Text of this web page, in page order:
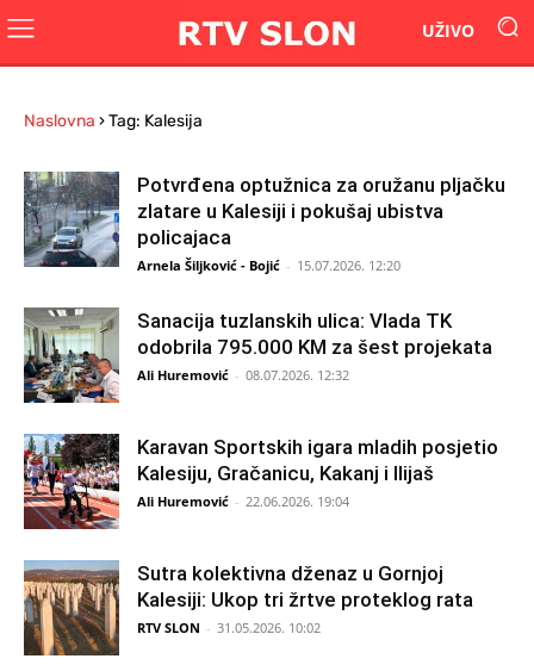
UŽIVO
Naslovna ›Tag: Kalesija
Potvrđena optužnica za oružanu pljačku
zlatare u Kalesiji i pokušaj ubistva
policajaca
Arnela Šiljković - Bojić - 15.07.2026. 12:20
Sanacija tuzlanskih ulica: Vlada TK
odobrila 795.000 KM za šest projekata
Ali Huremović - 08.07.2026. 12:32
Karavan Sportskih igara mladih posjetio
Kalesiju, Gračanicu, Kakanj i Ilijaš
Ali Huremović - 22.06.2026. 19:04
Sutra kolektivna dženaz u Gornjoj
Kalesiji: Ukop tri žrtve proteklog rata
RTV SLON - 31.05.2026. 10:02